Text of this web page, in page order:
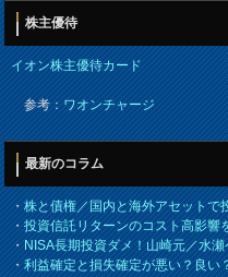
株主優待
イオン株主優待カード
参考：ワオンチャージ
最新のコラム
・株と債権／国内と海外アセットで
・投資信託リターンのコスト高影響
・NISA長期投資ダメ！山崎元／水
・利益確定と損失確定が悪い？良い